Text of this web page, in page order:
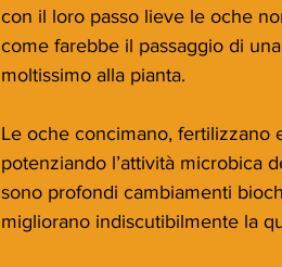
con il loro passo lieve le oche
come farebbe il passaggio di
moltissimo alla pianta.
Le oche concimano, fertilizzano
potenziando l’attività microbica
sono profondi cambiamenti
migliorano indiscutibilmente la